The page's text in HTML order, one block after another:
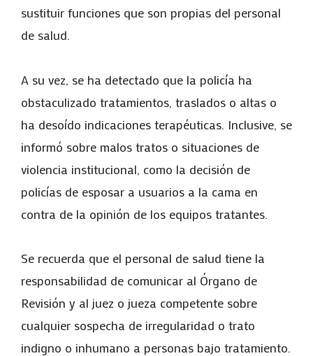
sustituir funciones que son propias del personal
de salud.
A su vez, se ha detectado que la policía ha
obstaculizado tratamientos, traslados o altas o
ha desoído indicaciones terapéuticas. Inclusive, se
informó sobre malos tratos o situaciones de
violencia institucional, como la decisión de
policías de esposar a usuarios a la cama en
contra de la opinión de los equipos tratantes.
Se recuerda que el personal de salud tiene la
responsabilidad de comunicar al Órgano de
Revisión y al juez o jueza competente sobre
cualquier sospecha de irregularidad o trato
indigno o inhumano a personas bajo tratamiento.